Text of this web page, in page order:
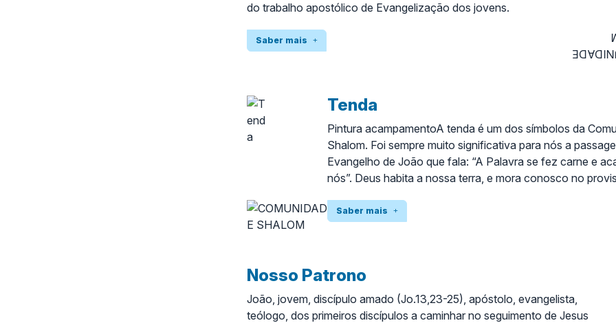
do trabalho apostólico de Evangelização dos jovens.
Saber mais
Tenda
Pintura acampamentoA tenda é um dos símbolos da
Shalom. Foi sempre muito significativa para nós a
Evangelho de João que fala: “A Palavra se fez carne e
nós”. Deus habita a nossa terra, e mora conosco no
que a história cresça para a plenitude é vocação da
Saber mais
Nosso Patrono
João, jovem, discípulo amado (Jo.13,23-25), apóstolo, evangelista,
teólogo, dos primeiros discípulos a caminhar no seguimento de Jesus